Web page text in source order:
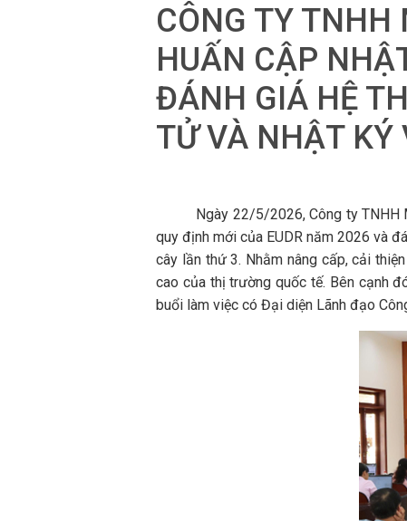
CÔNG TY TNHH
HUẤN CẬP
ĐÁNH GIÁ HỆ
TỬ VÀ NHẬT KÝ
Ngày 22/5/2026, Công ty TNHH
quy định mới của EUDR năm 2026 và
cây lần thứ 3. Nhằm nâng cấp, cải
cao của thị trường quốc tế. Bên cạnh
buổi làm việc có Đại diện Lãnh đạo